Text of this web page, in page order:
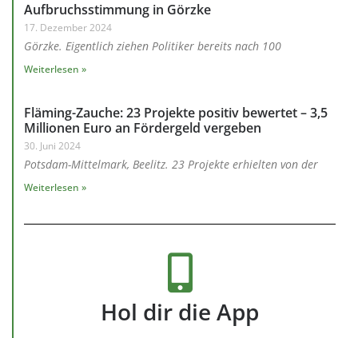
Aufbruchsstimmung in Görzke
17. Dezember 2024
Görzke. Eigentlich ziehen Politiker bereits nach 100
Weiterlesen »
Fläming-Zauche: 23 Projekte positiv bewertet – 3,5
Millionen Euro an Fördergeld vergeben
30. Juni 2024
Potsdam-Mittelmark, Beelitz. 23 Projekte erhielten von der
Weiterlesen »
Hol dir die App